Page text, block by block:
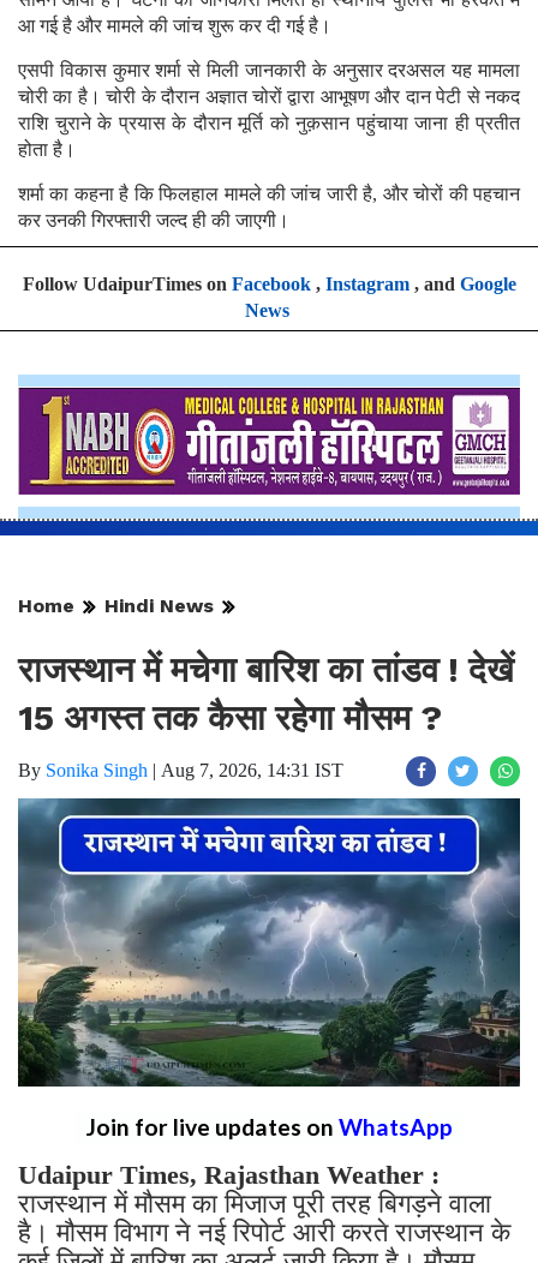
आ गई है और मामले की जांच शुरू कर दी गई है।
एसपी विकास कुमार शर्मा से मिली जानकारी के अनुसार दरअसल यह मामला
चोरी का है। चोरी के दौरान अज्ञात चोरों द्वारा आभूषण और दान पेटी से नकद
राशि चुराने के प्रयास के दौरान मूर्ति को नुक़सान पहुंचाया जाना ही प्रतीत
होता है।
शर्मा का कहना है कि फिलहाल मामले की जांच जारी है, और चोरों की पहचान
कर उनकी गिरफ्तारी जल्द ही की जाएगी।
Follow UdaipurTimes on Facebook, Instagram, and Google
News
Home Hindi News
राजस्थान में मचेगा बारिश का तांडव ! देखें
15 अगस्त तक कैसा रहेगा मौसम ?
By Sonika Singh | Aug 7, 2026, 14:31 IST
Join for live updates on WhatsApp
Udaipur Times, Rajasthan Weather :
राजस्थान में मौसम का मिजाज पूरी तरह बिगड़ने वाला
है। मौसम विभाग ने नई रिपोर्ट आरी करते राजस्थान के